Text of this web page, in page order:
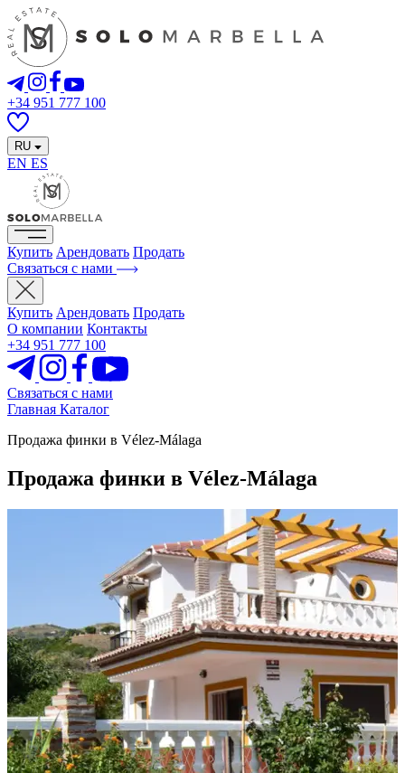
+34 951 777 100
RU
EN ES
Купить Арендовать Продать
Связаться с нами
Купить Арендовать Продать
О компании Контакты
+34 951 777 100
Связаться с нами
Главная Каталог
Продажа финки в Vélez-Málaga
Продажа финки в Vélez-Málaga